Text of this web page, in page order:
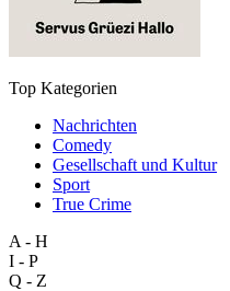
Top Kategorien
Nachrichten
Comedy
Gesellschaft und Kultur
Sport
True Crime
A - H
I - P
Q - Z